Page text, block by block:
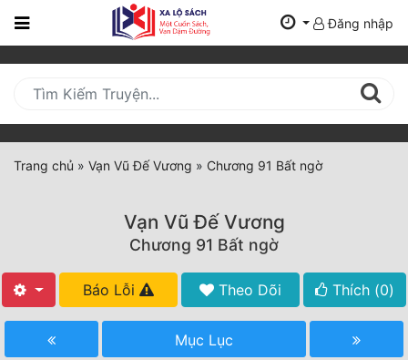
Trang
Mới
Cập
Nhật
(current)
Tất Cả
Đăng nhập
Trang chủ » Vạn Vũ Đế Vương » Chương 91 Bất ngờ
Vạn Vũ Đế Vương
Chương 91 Bất ngờ
Báo Lỗi Theo Dõi Thích (0)
Mục Lục